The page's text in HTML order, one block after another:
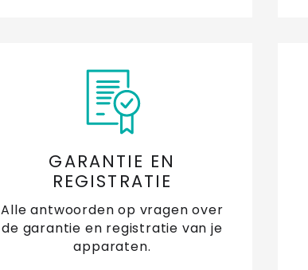
GARANTIE EN
REGISTRATIE
Alle antwoorden op vragen over
de garantie en registratie van je
apparaten.